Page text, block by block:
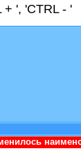
', 'CTRL - '